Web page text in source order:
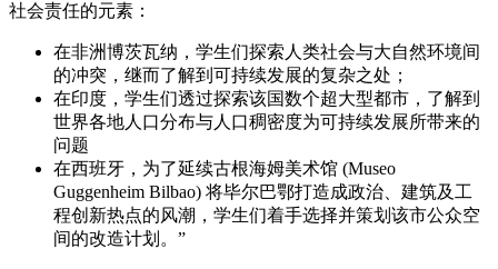
社会责任的元素：
在非洲博茨瓦纳，学生们探索人类社会与大自然环境间
的冲突，继而了解到可持续发展的复杂之处；
在印度，学生们透过探索该国数个超大型都市，了解到
世界各地人口分布与人口稠密度为可持续发展所带来的
问题
在西班牙，为了延续古根海姆美术馆 (Museo
Guggenheim Bilbao) 将毕尔巴鄂打造成政治、建筑及工
程创新热点的风潮，学生们着手选择并策划该市公众空
间的改造计划。”